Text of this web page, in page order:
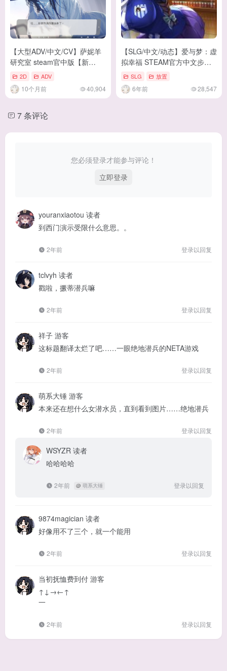
【大型ADV/中文/CV】萨妮羊
研究室 steam官中版【新
作/12G】
2D ADV
10个月前 40,904
【SLG/中文/动态】爱与梦：虚
拟幸福 STEAM官方中文步兵
版 付全CG包【2.3G/新作/全
CV】
SLG 放置
6年前 28,547
7 条评论
您必须登录才能参与评论！
立即登录
youranxiaotou 读者
到西门演示受限什么意思。。
2年前 登录以回复
tclvyh 读者
戳啦，撅蒂潜兵嘛
2年前 登录以回复
祥子 游客
这标题翻译太烂了吧……一眼绝地潜兵的NETA游戏
2年前 登录以回复
萌系大锤 游客
本来还在想什么女潜水员，直到看到图片……绝地潜兵
2年前 登录以回复
WSYZR 读者
哈哈哈哈
2年前 @ 萌系大锤 登录以回复
9874magician 读者
好像用不了三个，就一个能用
2年前 登录以回复
当初抚恤费到付 游客
↑↓→←↑
一
2年前 登录以回复